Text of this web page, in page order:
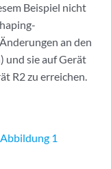
Beispiel nicht
an den
und sie auf Gerät
R2 zu erreichen.
Abbildung 1